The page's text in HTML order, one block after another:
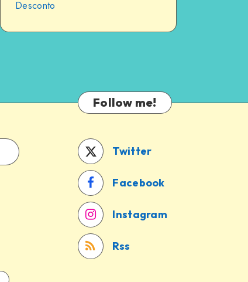
Desconto
Follow me!
Twitter
Facebook
Instagram
Rss